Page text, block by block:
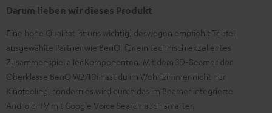
Darum lieben wir dieses Produkt
Eine hohe Qualität ist uns wichtig, deswegen empfiehlt Teufel
ausgewählte Partner wie BenQ, für ein technisch exzellentes
Zusammenspiel aller Komponenten. Mit dem 3D-Beamer der
Oberklasse BenQ W2710i hast du im Wohnzimmer nicht nur
Kinofeeling, sondern es wird durch das im Beamer integrierte
Android-TV mit Google Voice Search auch smarter.